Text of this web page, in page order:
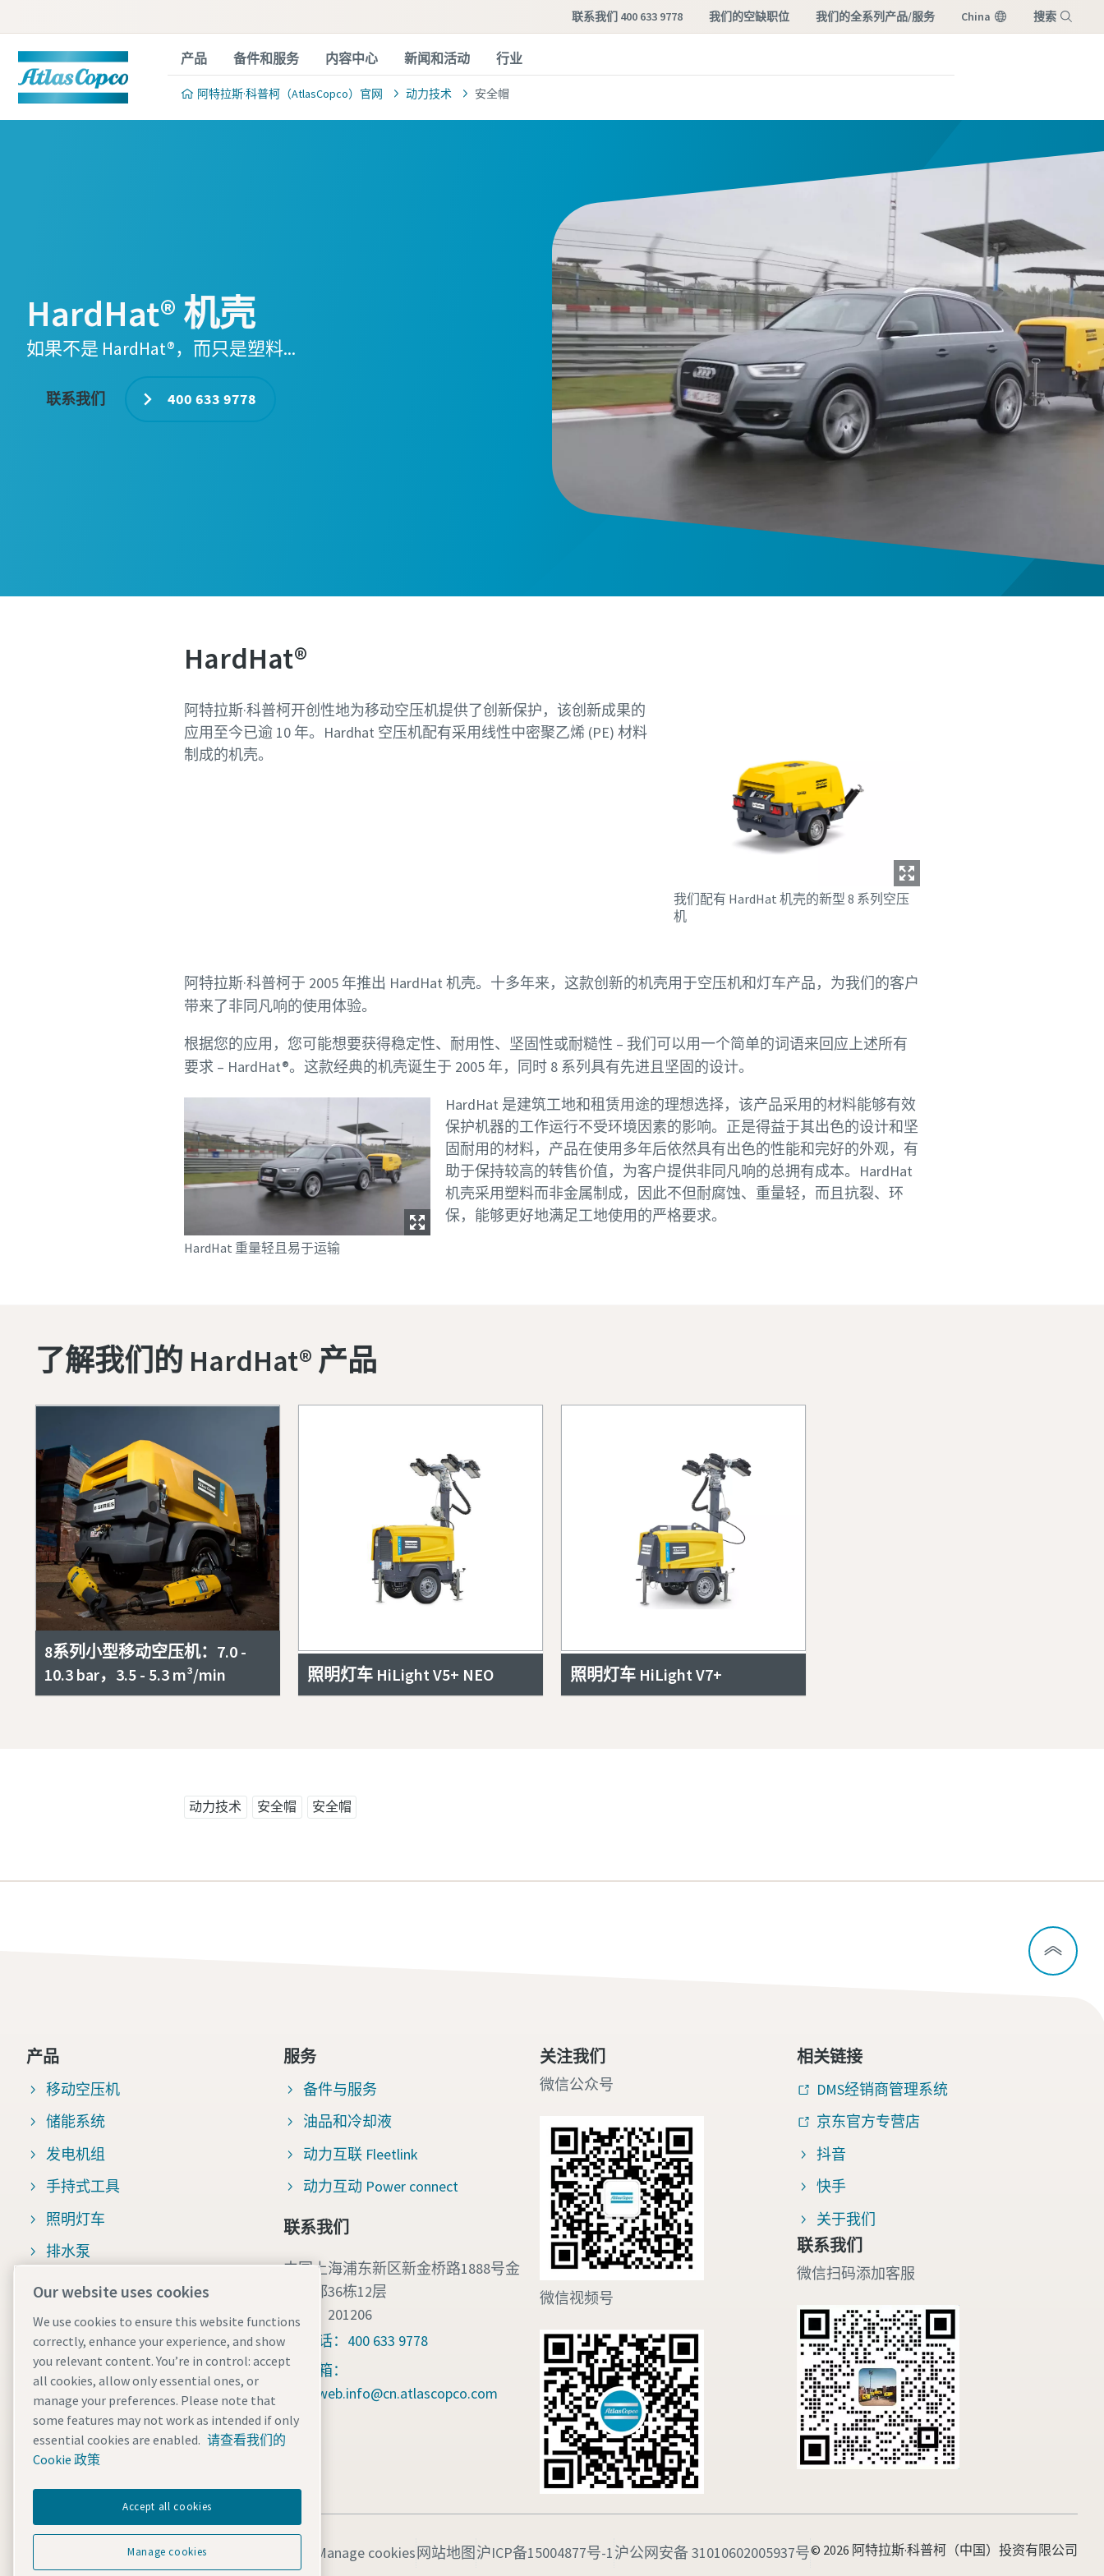
联系我们 400 633 9778 我们的空缺职位 我们的全系列产品/服务 China 搜索
产品 备件和服务 内容中心 新闻和活动 行业
阿特拉斯·科普柯（AtlasCopco）官网 动力技术 安全帽
HardHat® 机壳
如果不是 HardHat®，而只是塑料...
联系我们 400 633 9778
HardHat®
我们配有 HardHat 机壳的新型 8 系列空压
机
阿特拉斯·科普柯开创性地为移动空压机提供了创新保护，该创新成果的
应用至今已逾 10 年。Hardhat 空压机配有采用线性中密聚乙烯 (PE) 材料
制成的机壳。
阿特拉斯·科普柯于 2005 年推出 HardHat 机壳。十多年来，这款创新的机壳用于空压机和灯车产品，为我们的客户
带来了非同凡响的使用体验。
根据您的应用，您可能想要获得稳定性、耐用性、坚固性或耐糙性 – 我们可以用一个简单的词语来回应上述所有
要求 – HardHat®。这款经典的机壳诞生于 2005 年，同时 8 系列具有先进且坚固的设计。
HardHat 重量轻且易于运输
HardHat 是建筑工地和租赁用途的理想选择，该产品采用的材料能够有效
保护机器的工作运行不受环境因素的影响。正是得益于其出色的设计和坚
固耐用的材料，产品在使用多年后依然具有出色的性能和完好的外观，有
助于保持较高的转售价值，为客户提供非同凡响的总拥有成本。HardHat
机壳采用塑料而非金属制成，因此不但耐腐蚀、重量轻，而且抗裂、环
保，能够更好地满足工地使用的严格要求。
了解我们的 HardHat® 产品
8系列小型移动空压机：7.0 -
10.3 bar，3.5 - 5.3 m³/min
照明灯车 HiLight V5+ NEO 照明灯车 HiLight V7+
动力技术 安全帽 安全帽
产品
移动空压机
储能系统
发电机组
手持式工具
照明灯车
排水泵
专业移动设备解决方案
制氮机
移动式压缩空气干燥机
制氮机
Z充电器
移动太阳能
服务
备件与服务
油品和冷却液
动力互联 Fleetlink
动力互动 Power connect
联系我们
中国上海浦东新区新金桥路1888号金
领之都36栋12层
邮编：201206
电话：400 633 9778
邮箱：
cr.web.info@cn.atlascopco.com
关注我们
微信公众号
微信视频号
相关链接
DMS经销商管理系统
京东官方专营店
抖音
快手
关于我们
联系我们
微信扫码添加客服
Manage cookies网站地图 沪ICP备15004877号-1沪公网安备 31010602005937号© 2026 阿特拉斯·科普柯（中国）投资有限公司
Our website uses cookies
We use cookies to ensure this website functions
correctly, enhance your experience, and show
you relevant content. You’re in control: accept
all cookies, allow only essential ones, or
manage your preferences. Please note that
some features may not work as intended if only
essential cookies are enabled. 请查看我们的
Cookie 政策
Accept all cookies
Manage cookies